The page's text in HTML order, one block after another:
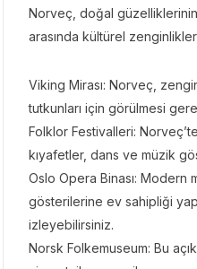
Norveç, doğal
arasında kültürel
Viking Mirası: Norveç,
tutkunları için görülmesi
Folklor Festivalleri:
kıyafetler, dans ve müzik
Oslo Opera Binası: Modern
gösterilerine ev sahipliği
izleyebilirsiniz.
Norsk Folkemuseum: Bu